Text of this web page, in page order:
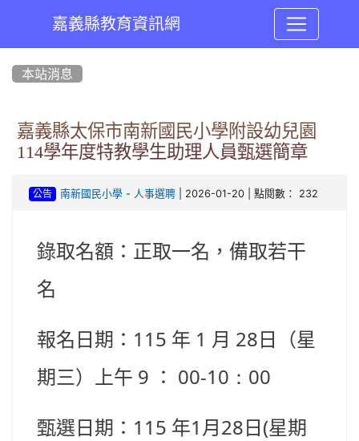
嘉義縣教育資訊網
本站消息
嘉義縣太保市南新國民小學附設幼兒園
114學年度特教學生助理人員甄選簡章
公告 南新國民小學- 人事選聘| 2026-01-20 | 點閱數： 232
錄取名額：正取一名，備取若干
名
報名日期： 115 年 1 月 28 日（星
期三）上午 9 ： 00-10：00
甄選日期： 115 年1 月 28 日 (星期